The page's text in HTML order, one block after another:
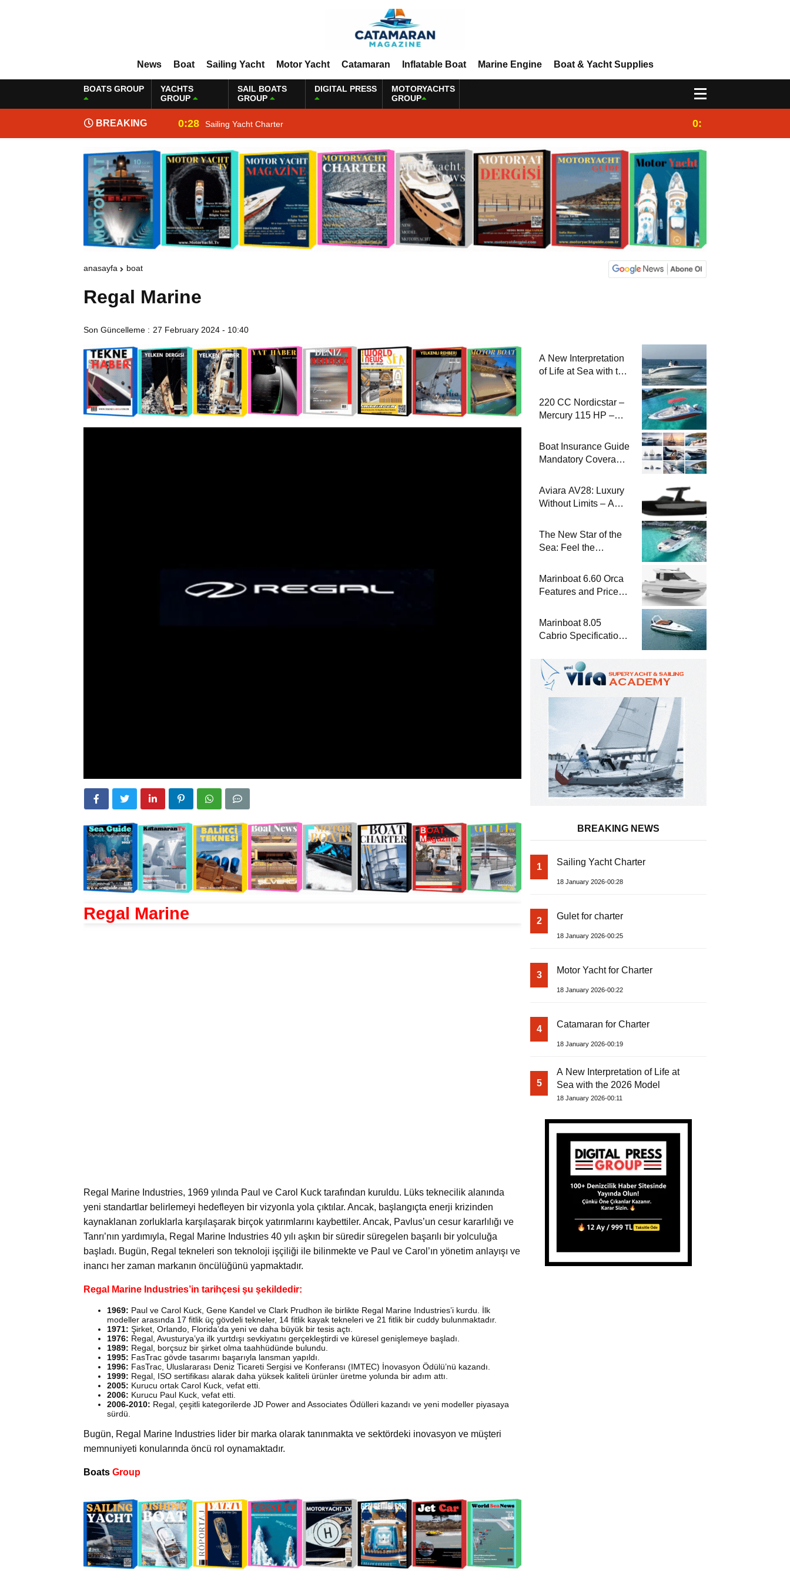
News Boat Sailing Yacht Motor Yacht Catamaran Inflatable Boat Marine Engine Boat & Yacht Supplies
BOATS GROUP
YACHTS
GROUP
SAIL BOATS
GROUP
DIGITAL PRESS
MOTORYACHTS
GROUP
BREAKING
NEWS
0:28 Sailing Yacht Charter 0:25
anasayfa boat
Regal Marine
Son Güncelleme : 27 February 2024 - 10:40
Regal Marine
Regal Marine Industries, 1969 yılında Paul ve Carol Kuck tarafından kuruldu. Lüks teknecilik alanında
yeni standartlar belirlemeyi hedefleyen bir vizyonla yola çıktılar. Ancak, başlangıçta enerji krizinden
kaynaklanan zorluklarla karşılaşarak birçok yatırımlarını kaybettiler. Ancak, Pavlus’un cesur kararlılığı ve
Tanrı’nın yardımıyla, Regal Marine Industries 40 yılı aşkın bir süredir süregelen başarılı bir yolculuğa
başladı. Bugün, Regal tekneleri son teknoloji işçiliği ile bilinmekte ve Paul ve Carol’ın yönetim anlayışı ve
inancı her zaman markanın öncülüğünü yapmaktadır.
Regal Marine Industries’in tarihçesi şu şekildedir:
1969: Paul ve Carol Kuck, Gene Kandel ve Clark Prudhon ile birlikte Regal Marine Industries’i kurdu. İlk
modeller arasında 17 fitlik üç gövdeli tekneler, 14 fitlik kayak tekneleri ve 21 fitlik bir cuddy bulunmaktadır.
1971: Şirket, Orlando, Florida’da yeni ve daha büyük bir tesis açtı.
1976: Regal, Avusturya’ya ilk yurtdışı sevkiyatını gerçekleştirdi ve küresel genişlemeye başladı.
1989: Regal, borçsuz bir şirket olma taahhüdünde bulundu.
1995: FasTrac gövde tasarımı başarıyla lansman yapıldı.
1996: FasTrac, Uluslararası Deniz Ticareti Sergisi ve Konferansı (IMTEC) İnovasyon Ödülü’nü kazandı.
1999: Regal, ISO sertifikası alarak daha yüksek kaliteli ürünler üretme yolunda bir adım attı.
2005: Kurucu ortak Carol Kuck, vefat etti.
2006: Kurucu Paul Kuck, vefat etti.
2006-2010: Regal, çeşitli kategorilerde JD Power and Associates Ödülleri kazandı ve yeni modeller piyasaya
sürdü.
Bugün, Regal Marine Industries lider bir marka olarak tanınmakta ve sektördeki inovasyon ve müşteri
memnuniyeti konularında öncü rol oynamaktadır.
Boats Group
A New Interpretation
of Life at Sea with the
220 CC Nordicstar –
Mercury 115 HP –
Performance Boat
Boat Insurance Guide
Mandatory Coverage
Sailing
Aviara AV28: Luxury
Without Limits – A
The New Star of the
Sea: Feel the
Marinboat Vento-850
Marinboat 6.60 Orca
Features and Prices
Motorboat
Marinboat 8.05
Cabrio Specifications
Luxury Boat
BREAKING NEWS
1 Sailing Yacht Charter
18 January 2026-00:28
2 Gulet for charter
18 January 2026-00:25
3 Motor Yacht for Charter
18 January 2026-00:22
4 Catamaran for Charter
18 January 2026-00:19
5
A New Interpretation of Life at
Sea with the 2026 Model
18 January 2026-00:11